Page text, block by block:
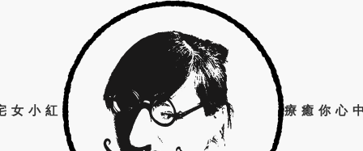
女小紅 療癒你心